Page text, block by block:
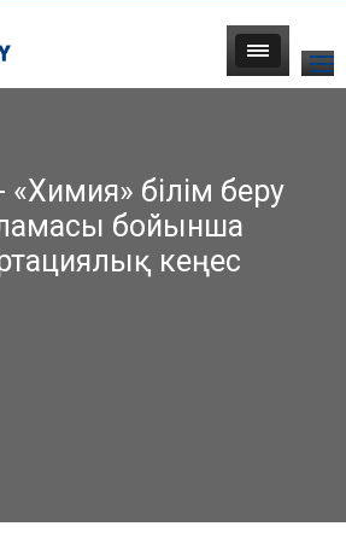
«Химия» білім беру
бойынша
кеңес